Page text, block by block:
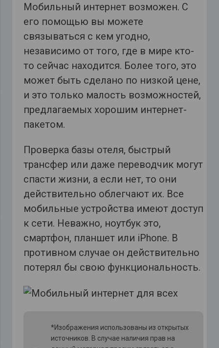
Мобильный интернет возможен. С
его помощью вы можете
связываться с кем угодно,
независимо от того, где в мире кто-
то сейчас находится. Более того, это
может быть сделано по низкой цене,
и это только малость возможностей,
предлагаемых хорошим интернет-
пакетом.
Проверка базы отеля, быстрый
трансфер или даже переводчик могут
спасти жизни, а если нет, то они
действительно облегчают их. Все
мобильные устройства имеют доступ
к сети. Неважно, ноутбук это,
смартфон, планшет или iPhone. В
противном случае он действительно
потерял бы свою функциональность.
*Изображения использованы из открытых
источников. В случае наличия прав на